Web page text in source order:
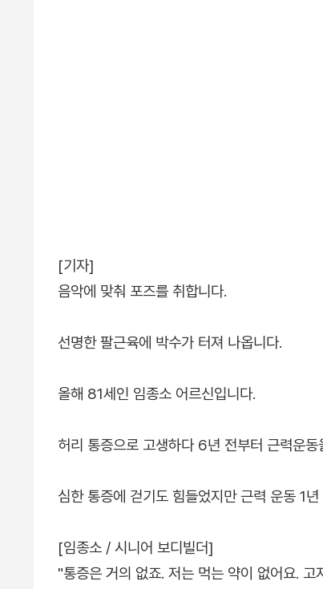
[기자]
음악에 맞춰 포즈를 취합니다.
선명한 팔근육에 박수가 터져 나옵니다.
올해 81세인 임종소 어르신입니다.
허리 통증으로 고생하다 6년 전부터 근력운동
심한 통증에 걷기도 힘들었지만 근력 운동 1
[임종소 / 시니어 보디빌더]
"통증은 거의 없죠. 저는 먹는 약이 없어요.